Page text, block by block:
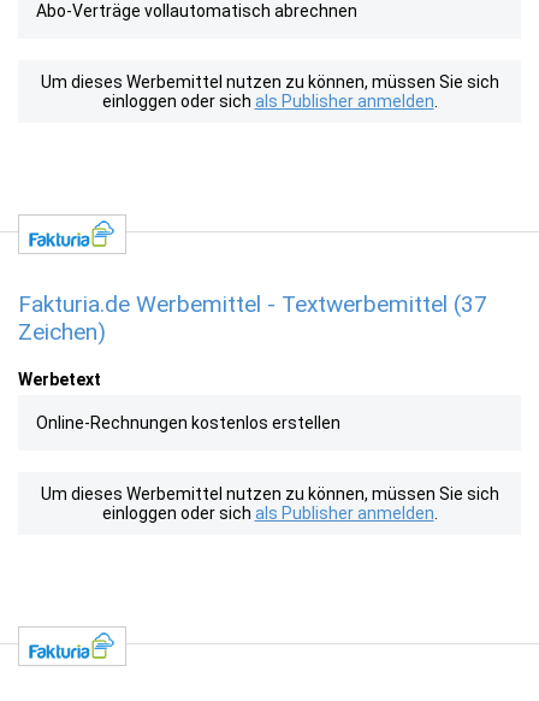
Abo-Verträge vollautomatisch abrechnen
Um dieses Werbemittel nutzen zu können, müssen Sie sich
einloggen oder sich als Publisher anmelden
Fakturia.de Werbemittel - Textwerbemittel (37
Zeichen)
Werbetext
Online-Rechnungen kostenlos erstellen
Um dieses Werbemittel nutzen zu können, müssen Sie sich
einloggen oder sich als Publisher anmelden